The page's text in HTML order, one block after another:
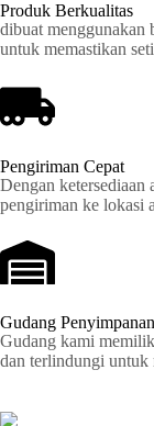
Produk Berkualitas
dibuat menggunakan
untuk memastikan
Pengiriman Cepat
Dengan
pengiriman ke lokasi
Gudang Penyimpanan
Gudang kami
dan terlindungi untuk